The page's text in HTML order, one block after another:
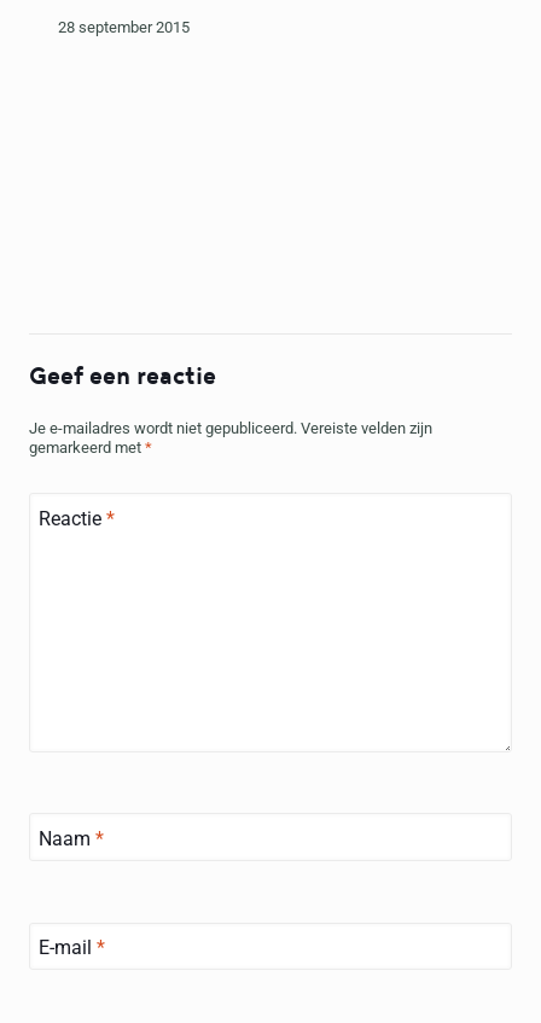
28 september 2015
Geef een reactie
Je e-mailadres wordt niet gepubliceerd. Vereiste velden zijn
gemarkeerd met *
Reactie *
Naam *
E-mail *